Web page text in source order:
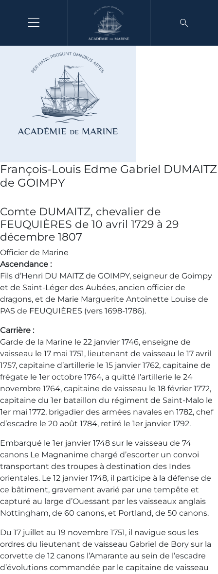
François-Louis Edme Gabriel DUMAITZ
de GOIMPY
Comte DUMAITZ, chevalier de
FEUQUIЀRES de 10 avril 1729 à 29
décembre 1807
Officier de Marine
Ascendance :
Fils d’Henri DU MAITZ de GOIMPY, seigneur de Goimpy
et de Saint-Léger des Aubées, ancien officier de
dragons, et de Marie Marguerite Antoinette Louise de
PAS de FEUQUIЀRES (vers 1698-1786).
Carrière :
Garde de la Marine le 22 janvier 1746, enseigne de
vaisseau le 17 mai 1751, lieutenant de vaisseau le 17 avril
1757, capitaine d’artillerie le 15 janvier 1762, capitaine de
frégate le 1er octobre 1764, a quitté l’artillerie le 24
novembre 1764, capitaine de vaisseau le 18 février 1772,
capitaine du 1er bataillon du régiment de Saint-Malo le
1er mai 1772, brigadier des armées navales en 1782, chef
d’escadre le 20 août 1784, retiré le 1er janvier 1792.
Embarqué le 1er janvier 1748 sur le vaisseau de 74
canons Le Magnanime chargé d’escorter un convoi
transportant des troupes à destination des Indes
orientales. Le 12 janvier 1748, il participe à la défense de
ce bâtiment, gravement avarié par une tempête et
capturé au large d’Ouessant par les vaisseaux anglais
Nottingham, de 60 canons, et Portland, de 50 canons.
Du 17 juillet au 19 novembre 1751, il navigue sous les
ordres du lieutenant de vaisseau Gabriel de Bory sur la
corvette de 12 canons l’Amarante au sein de l’escadre
d’évolutions commandée par le capitaine de vaisseau